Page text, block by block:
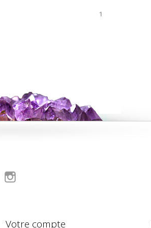
1
Facebook
Votre compte